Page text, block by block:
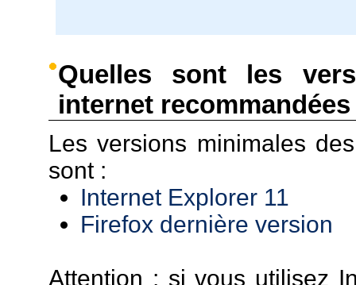
Quelles sont les
internet
Les versions minimales
sont :
Internet Explorer 11
Firefox dernière version
Attention : si vous utilisez